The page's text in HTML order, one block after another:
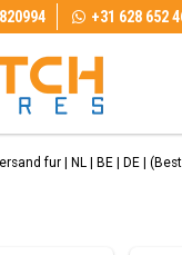
+31 628 652
fur | NL | BE | DE |